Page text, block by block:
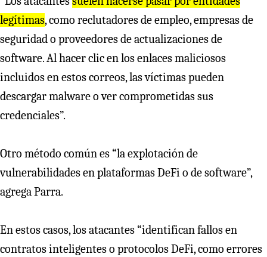
legítimas, como reclutadores de empleo, empresas de
seguridad o proveedores de actualizaciones de
software. Al hacer clic en los enlaces maliciosos
incluidos en estos correos, las víctimas pueden
descargar malware o ver comprometidas sus
credenciales”.
Otro método común es “la explotación de
vulnerabilidades en plataformas DeFi o de software”,
agrega Parra.
En estos casos, los atacantes “identifican fallos en
contratos inteligentes o protocolos DeFi, como errores